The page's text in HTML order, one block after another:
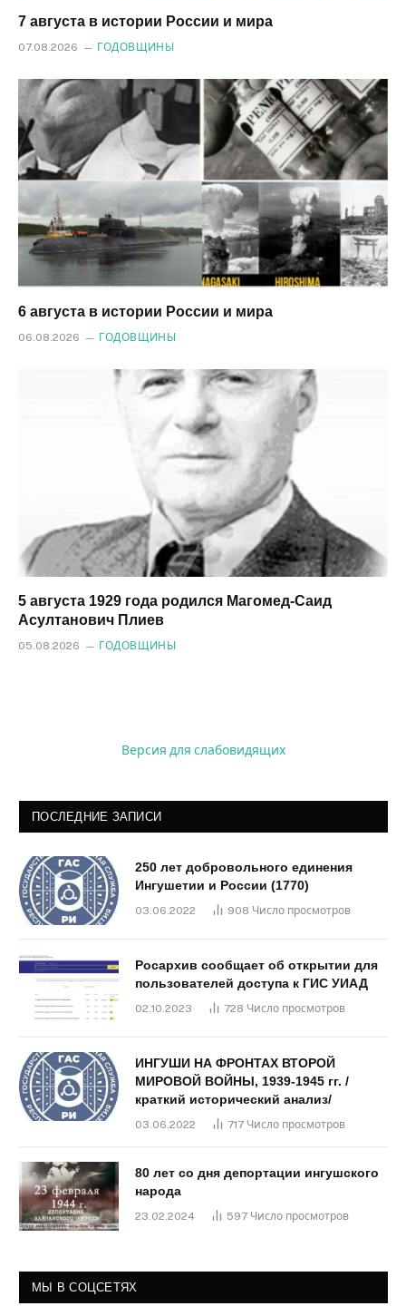
7 августа в истории России и мира
07.08.2026 ГОДОВЩИНЫ
6 августа в истории России и мира
06.08.2026 ГОДОВЩИНЫ
5 августа 1929 года родился Магомед‑Саид
Асултанович Плиев
05.08.2026 ГОДОВЩИНЫ
Версия для слабовидящих
ПОСЛЕДНИЕ ЗАПИСИ
250 лет добровольного единения
Ингушетии и России (1770)
03.06.2022 908 Число просмотров
Росархив сообщает об открытии для
пользователей доступа к ГИС УИАД
02.10.2023 728 Число просмотров
ИНГУШИ НА ФРОНТАХ ВТОРОЙ
МИРОВОЙ ВОЙНЫ, 1939-1945 гг. /
краткий исторический анализ/
03.06.2022 717 Число просмотров
80 лет со дня депортации ингушского
народа
23.02.2024 597 Число просмотров
МЫ В СОЦСЕТЯХ